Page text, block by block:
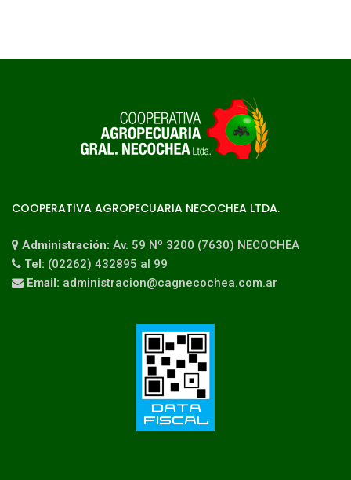
COOPERATIVA AGROPECUARIA NECOCHEA LTDA.
Administración: Av. 59 Nº 3200 (7630) NECOCHEA
Tel: (02262) 432895 al 99
Email: administracion@cagnecochea.com.ar